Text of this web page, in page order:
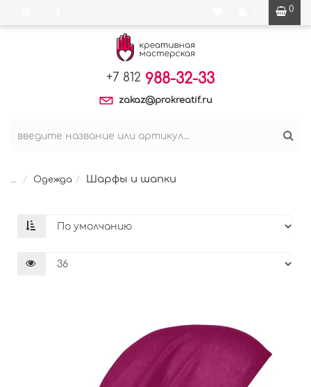
0
+7 812 988-32-33
zakaz@prokreatif.ru
... Одежда Шарфы и шапки